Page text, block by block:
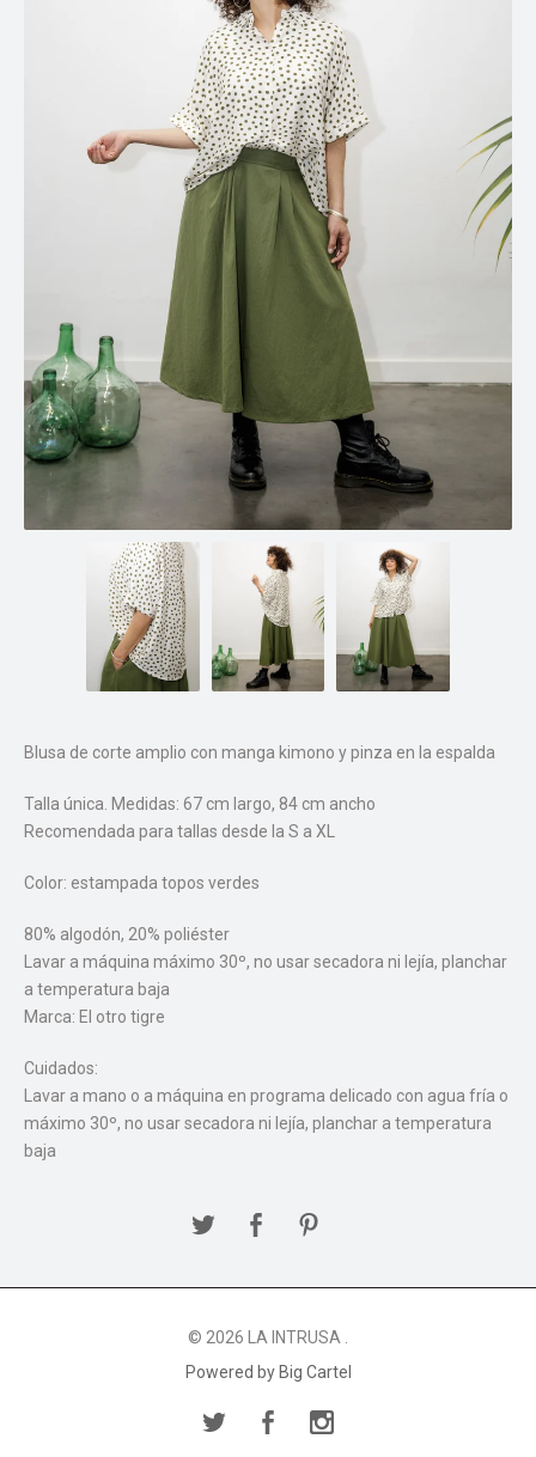
Blusa de corte amplio con manga kimono y pinza en la espalda
Talla única. Medidas: 67 cm largo, 84 cm ancho
Recomendada para tallas desde la S a XL
Color: estampada topos verdes
80% algodón, 20% poliéster
Lavar a máquina máximo 30º, no usar secadora ni lejía, planchar
a temperatura baja
Marca: El otro tigre
Cuidados:
Lavar a mano o a máquina en programa delicado con agua fría o
máximo 30º, no usar secadora ni lejía, planchar a temperatura
baja
© 2026 LA INTRUSA .
Powered by Big Cartel